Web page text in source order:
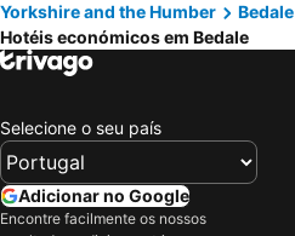
Yorkshire and the Humber
Bedale
Hotéis económicos em Bedale
Selecione o seu país
Adicionar no Google
Encontre facilmente os nossos